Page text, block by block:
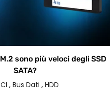
sono più veloci degli SSD
SATA?
, Bus Dati , HDD